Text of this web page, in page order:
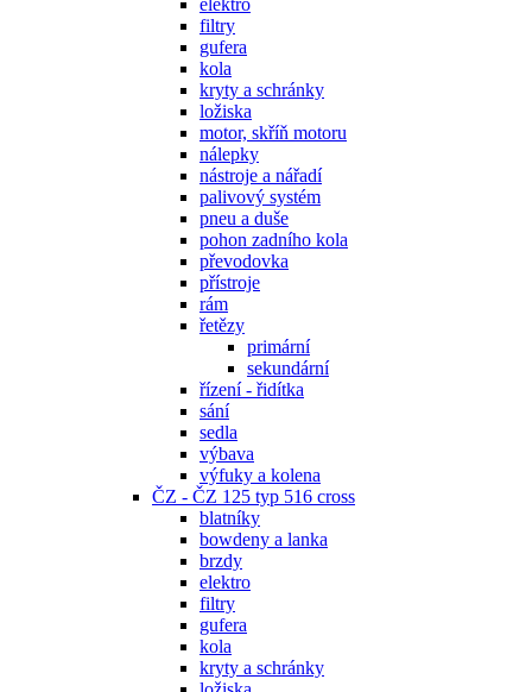
filtry
gufera
kola
kryty a schránky
ložiska
motor, skříň motoru
nálepky
nástroje a nářadí
palivový systém
pneu a duše
pohon zadního kola
převodovka
přístroje
rám
řetězy
primární
sekundární
řízení - řidítka
sání
sedla
výbava
výfuky a kolena
ČZ - ČZ 125 typ 516 cross
blatníky
bowdeny a lanka
brzdy
elektro
filtry
gufera
kola
kryty a schránky